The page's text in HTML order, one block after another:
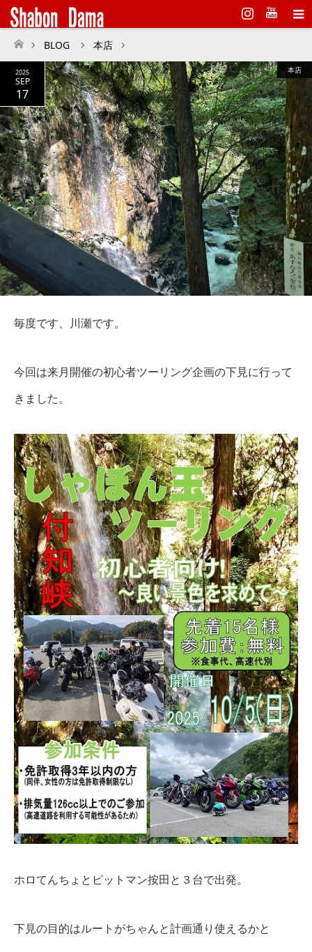
Instagram
ホーム
BLOG 本店
2025
SEP
17
本店
毎度です、川瀬です。
今回は来月開催の初心者ツーリング企画の下見に行って
きました。
ホロてんちょとピットマン按田と３台で出発。
下見の目的はルートがちゃんと計画通り使えるかと